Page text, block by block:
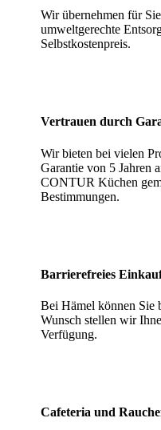
Wir übernehmen für
umweltgerechte
Selbstkostenpreis.
Vertrauen durch
Wir bieten bei vielen
Garantie von 5 Jahren
CONTUR Küchen
Bestimmungen.
Barrierefreies
Bei Hämel können Sie
Wunsch stellen wir
Verfügung.
Cafeteria und